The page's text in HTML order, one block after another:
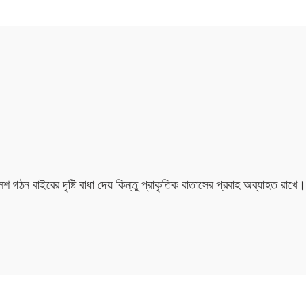
বাইরের দৃষ্টি বাধা দেয় কিন্তু প্রাকৃতিক বাতাসের প্রবাহ অব্যাহত